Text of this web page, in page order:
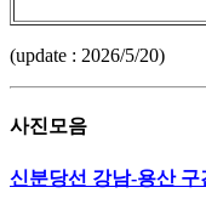
(update : 2026/5/20)
사진모음
신분당선 강남-용산